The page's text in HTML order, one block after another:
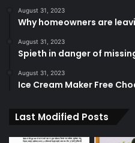
August 31, 2023
Why homeowners are
August 31, 2023
Spieth in danger of
August 31, 2023
Ice Cream Maker Free
Last Modified Posts